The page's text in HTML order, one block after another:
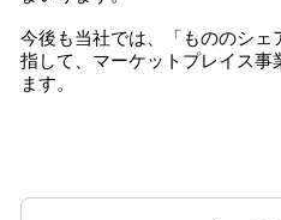
今後も当社では、「もののシェ
指して、マーケットプレイス事
ます。